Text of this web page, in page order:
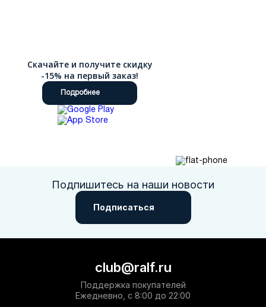
Скачайте и получите скидку
-15% на первый заказ!
Подробнее
Подпишитесь на наши новости
Подписаться
club@ralf.ru
Поддержка покупателей
Ежедневно, с 8:00 до 22:00